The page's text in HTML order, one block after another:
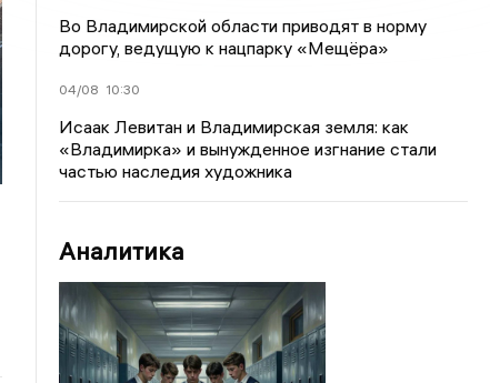
Во Владимирской области приводят в норму
дорогу, ведущую к нацпарку «Мещёра»
04/08 10:30
Исаак Левитан и Владимирская земля: как
«Владимирка» и вынужденное изгнание стали
частью наследия художника
Аналитика